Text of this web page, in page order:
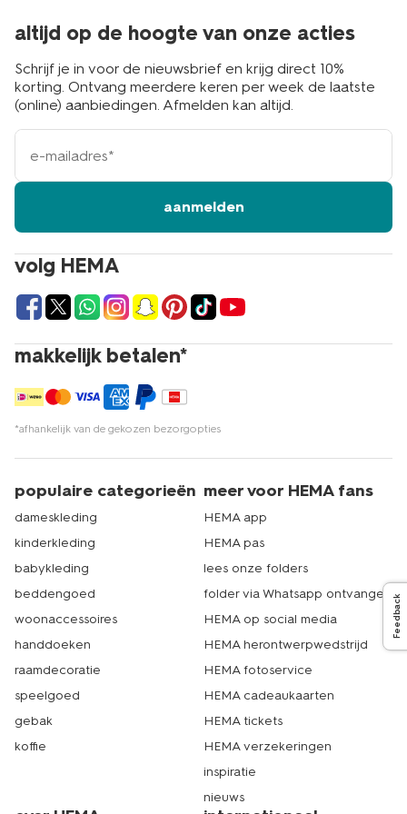
Feedback
volg HEMA
makkelijk betalen*
*afhankelijk van de gekozen bezorgopties
altijd op de hoogte van onze acties
Schrijf je in voor de nieuwsbrief en krijg direct 10%
korting. Ontvang meerdere keren per week de laatste
(online) aanbiedingen. Afmelden kan altijd.
e-
mailadres
aanmelden
populaire categorieën
dameskleding
kinderkleding
babykleding
beddengoed
woonaccessoires
handdoeken
raamdecoratie
speelgoed
gebak
koffie
meer voor HEMA fans
HEMA app
HEMA pas
lees onze folders
folder via Whatsapp ontvangen
HEMA op social media
HEMA herontwerpwedstrijd
HEMA fotoservice
HEMA cadeaukaarten
HEMA tickets
HEMA verzekeringen
inspiratie
nieuws